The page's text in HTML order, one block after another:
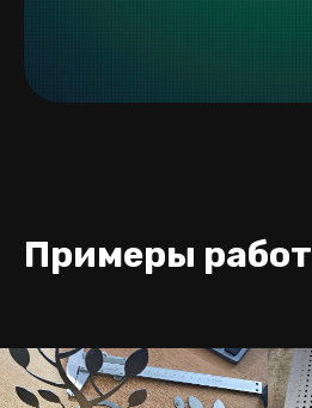
Примеры работ